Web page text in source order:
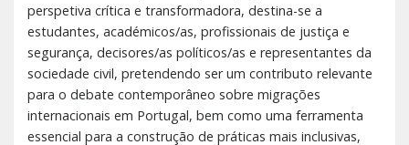
perspetiva crítica e transformadora, destina-se a
estudantes, académicos/as, profissionais de justiça e
segurança, decisores/as políticos/as e representantes da
sociedade civil, pretendendo ser um contributo relevante
para o debate contemporâneo sobre migrações
internacionais em Portugal, bem como uma ferramenta
essencial para a construção de práticas mais inclusivas,